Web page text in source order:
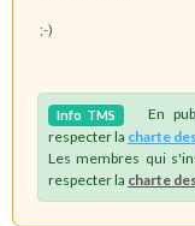
;-)
Info TMS En
respecter la charte
Les membres qui
respecter la charte